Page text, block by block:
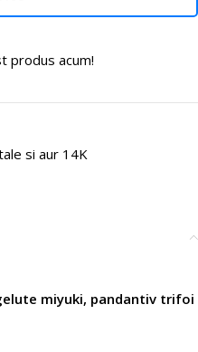
produs acum!
si aur 14K
miyuki, pandantiv trifoi